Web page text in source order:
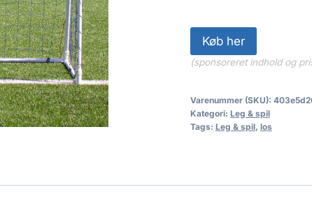
Køb her
(sponsoreret indhold og
Varenummer (SKU):
Kategori: Leg & spil
Tags: Leg & spil, los